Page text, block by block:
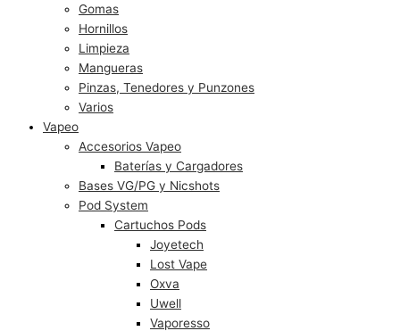
Gomas
Hornillos
Limpieza
Mangueras
Pinzas, Tenedores y Punzones
Varios
Vapeo
Accesorios Vapeo
Baterías y Cargadores
Bases VG/PG y Nicshots
Pod System
Cartuchos Pods
Joyetech
Lost Vape
Oxva
Uwell
Vaporesso